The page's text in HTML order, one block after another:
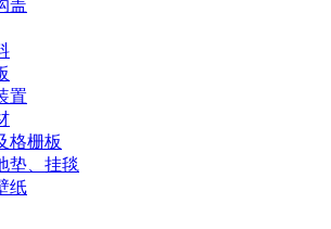
盖
置
格栅板
垫、挂毯
纸